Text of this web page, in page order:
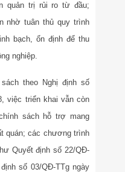
quản trị rủi ro từ đầu;
nhờ tuân thủ quy trình
bạch, ổn định để thu
nghiệp.
theo Nghị định số
việc triển khai vẫn còn
sách hỗ trợ mang
quán; các chương trình
Quyết định số 22/QĐ-
số 03/QĐ-TTg ngày